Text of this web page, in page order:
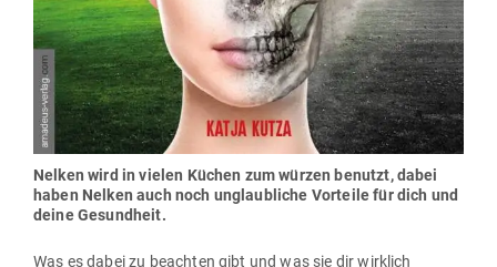
Nelken wird in vielen Küchen zum würzen benutzt, dabei
haben Nelken auch noch unglaub­liche Vor­teile für dich und
deine Gesundheit.
Was es dabei zu beachten gibt und was sie dir wirklich